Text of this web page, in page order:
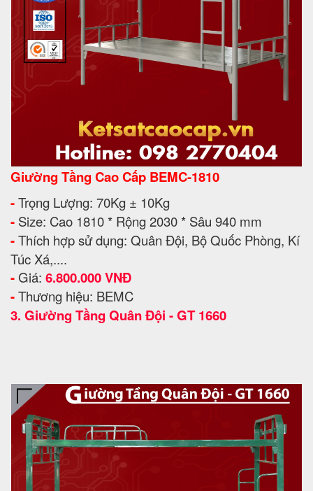
Giường Tầng Cao Cấp BEMC-1810
-Trọng Lượng: 70Kg ± 10Kg
- Size: Cao 1810 * Rộng 2030 * Sâu 940 mm
-Thích hợp sử dụng: Quân Đội, Bộ Quốc Phòng, Kí
Túc Xá,....
- Giá: 6.800.000 VNĐ
-Thương hiệu: BEMC
3. Giường Tầng Quân Đội - GT 1660